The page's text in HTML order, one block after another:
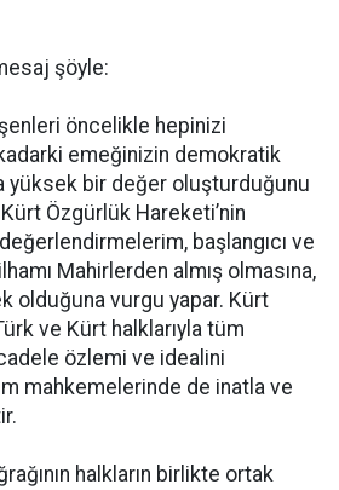
şöyle:
öncelikle hepinizi
emeğinizin demokratik
yüksek bir değer oluşturduğunu
Özgürlük Hareketi’nin
başlangıcı ve
Mahirlerden almış olmasına,
olduğuna vurgu yapar. Kürt
ve Kürt halklarıyla tüm
özlemi ve idealini
mahkemelerinde de inatla ve
halkların birlikte ortak